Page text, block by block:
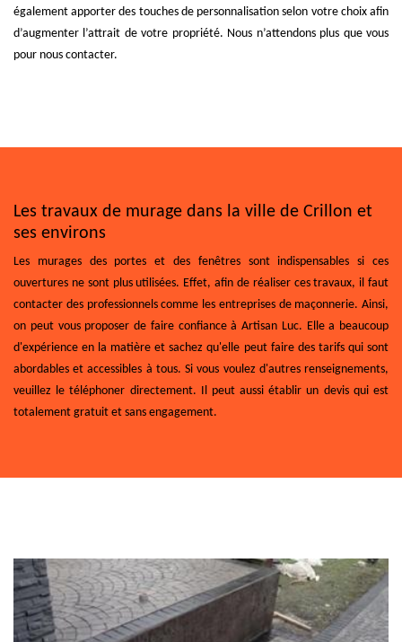
également apporter des touches de personnalisation selon votre choix afin
d’augmenter l’attrait de votre propriété. Nous n’attendons plus que vous
pour nous contacter.
Les travaux de murage dans la ville de Crillon et
ses environs
Les murages des portes et des fenêtres sont indispensables si ces
ouvertures ne sont plus utilisées. Effet, afin de réaliser ces travaux, il faut
contacter des professionnels comme les entreprises de maçonnerie. Ainsi,
on peut vous proposer de faire confiance à Artisan Luc. Elle a beaucoup
d'expérience en la matière et sachez qu'elle peut faire des tarifs qui sont
abordables et accessibles à tous. Si vous voulez d'autres renseignements,
veuillez le téléphoner directement. Il peut aussi établir un devis qui est
totalement gratuit et sans engagement.